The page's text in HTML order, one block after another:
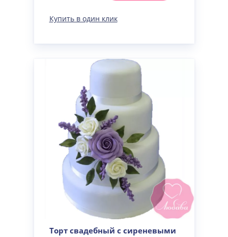
Купить в один клик
Торт свадебный с сиреневыми